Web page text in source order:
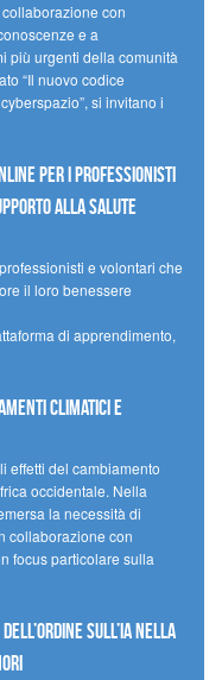
con
e a
più urgenti della comunità
“Il nuovo codice
si invitano i
per i professionisti
alla salute
e volontari che
il loro benessere
di apprendimento,
climatici e
effetti del cambiamento
occidentale. Nella
la necessità di
collaborazione con
focus particolare sulla
sull’IA nella